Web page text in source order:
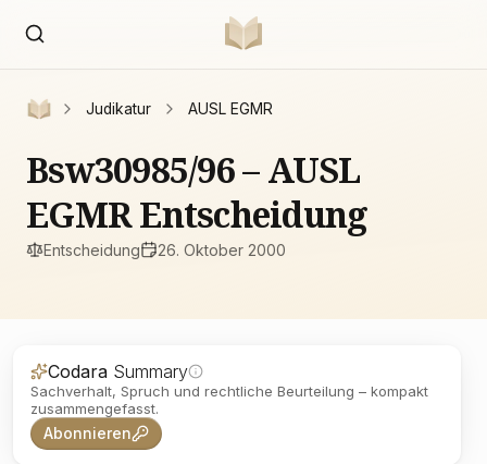
Judikatur AUSL EGMR
Bsw30985/96 – AUSL
EGMR Entscheidung
Entscheidung 26. Oktober 2000
Codara Summary
Sachverhalt, Spruch und rechtliche Beurteilung – kompakt
zusammengefasst.
Abonnieren